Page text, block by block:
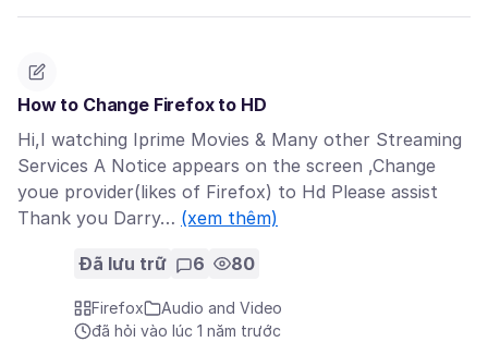
How to Change Firefox to HD
Hi,I watching Iprime Movies & Many other Streaming
Services A Notice appears on the screen ,Change
youe provider(likes of Firefox) to Hd Please assist
Thank you Darry… (xem thêm)
Đã lưu trữ 6 80
Firefox
Audio and Video
đã hỏi vào lúc 1 năm trước